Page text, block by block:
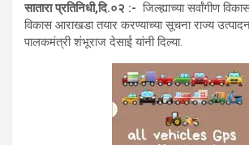
सातारा प्रतिनिधी,दि.०२ :- जिल्ह्याच्या सर्वांगीण
विकास आराखडा तयार करण्याच्या सूचना राज्य
पालकमंत्री शंभूराज देसाई यांनी दिल्या.